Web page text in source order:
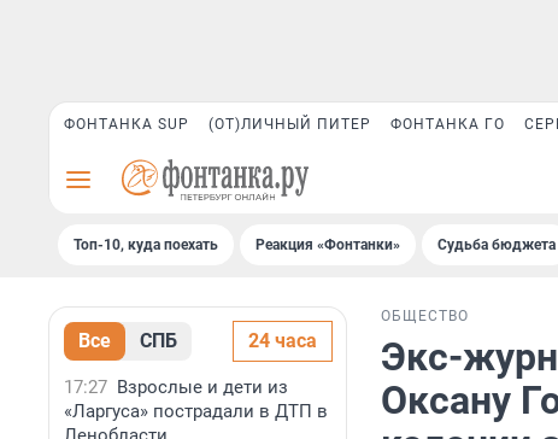
ФОНТАНКА SUP (ОТ)ЛИЧНЫЙ ПИТЕР ФОНТАНКА ГО
Топ-10, куда поехать Реакция «Фонтанки» Судьба бюджета
Все СПБ 24 часа
17:27 Взрослые и дети из
«Ларгуса» пострадали в ДТП в
ОБЩЕСТВО
Экс-
Оксану